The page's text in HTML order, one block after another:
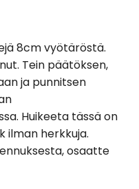
8cm vyötäröstä.
Tein päätöksen,
ja punnitsen
Huikeeta tässä on
ilman herkkuja.
osaatte